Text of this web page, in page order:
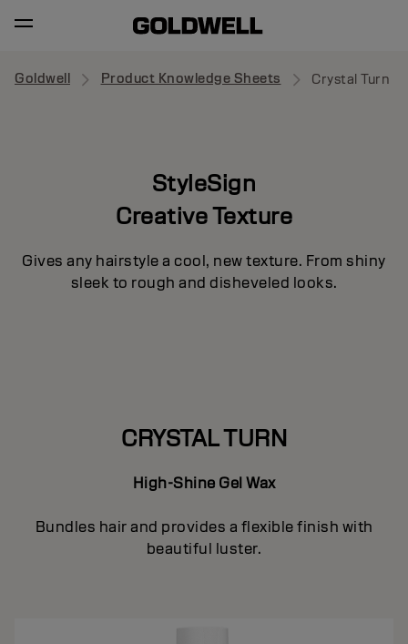
Goldwell Product Knowledge Sheets Crystal Turn
StyleSign
Creative Texture
Gives any hairstyle a cool, new texture. From shiny
sleek to rough and disheveled looks.
CRYSTAL TURN
High-Shine Gel Wax
Bundles hair and provides a flexible finish with
beautiful luster.